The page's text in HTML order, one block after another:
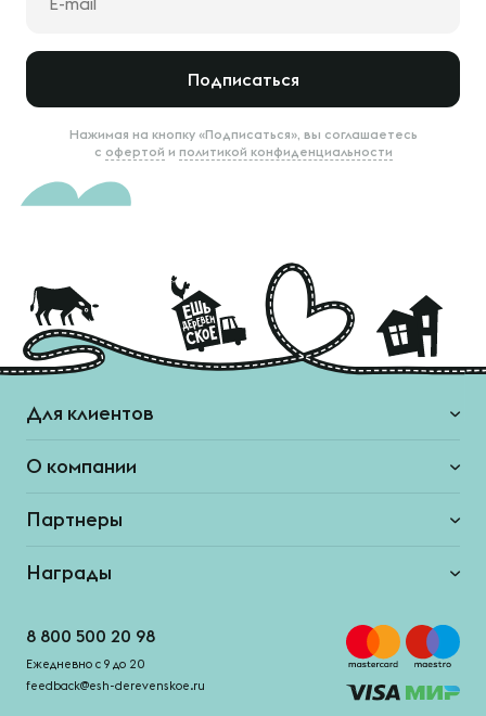
Подписаться
Нажимая на кнопку «Подписаться», вы соглашаетесь
с офертой и политикой конфиденциальности
Для клиентов
О компании
Партнеры
Награды
8 800 500 20 98
Ежедневно с 9 до 20
feedback@esh-derevenskoe.ru